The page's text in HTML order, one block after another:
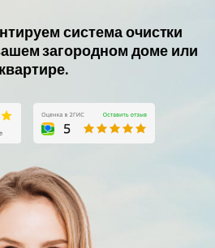
система очистки
загородном доме или
квартире.